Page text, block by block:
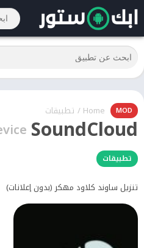
MOD
Home
/ تطبيقات
SoundCloud
تطبيقات
تنزيل ساوند كلاود مهكر (بدون إعلانات)